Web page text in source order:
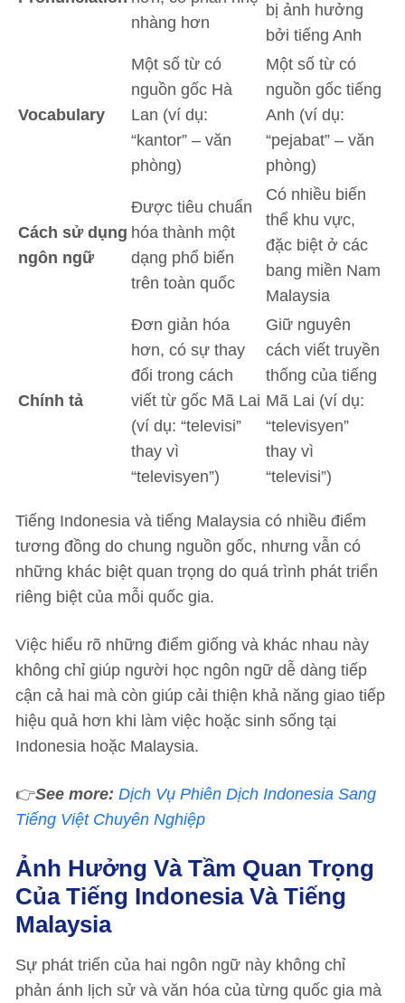
nhàng hơn
bị ảnh hưởng
bởi tiếng Anh
Vocabulary
Một số từ có
nguồn gốc Hà
Lan (ví dụ:
“kantor” – văn
phòng)
Một số từ có
nguồn gốc tiếng
Anh (ví dụ:
“pejabat” – văn
phòng)
Cách sử dụng
ngôn ngữ
Được tiêu chuẩn
hóa thành một
dạng phổ biến
trên toàn quốc
Có nhiều biến
thể khu vực,
đặc biệt ở các
bang miền Nam
Malaysia
Chính tả
Đơn giản hóa
hơn, có sự thay
đổi trong cách
viết từ gốc Mã Lai
(ví dụ: “televisi”
thay vì
“televisyen”)
Giữ nguyên
cách viết truyền
thống của tiếng
Mã Lai (ví dụ:
“televisyen”
thay vì
“televisi”)
Tiếng Indonesia và tiếng Malaysia có nhiều điểm
tương đồng do chung nguồn gốc, nhưng vẫn có
những khác biệt quan trọng do quá trình phát triển
riêng biệt của mỗi quốc gia.
Việc hiểu rõ những điểm giống và khác nhau này
không chỉ giúp người học ngôn ngữ dễ dàng tiếp
cận cả hai mà còn giúp cải thiện khả năng giao tiếp
hiệu quả hơn khi làm việc hoặc sinh sống tại
Indonesia hoặc Malaysia.
👉See more: Dịch Vụ Phiên Dịch Indonesia Sang
Tiếng Việt Chuyên Nghiệp
Ảnh Hưởng Và Tầm Quan Trọng
Của Tiếng Indonesia Và Tiếng
Malaysia
Sự phát triển của hai ngôn ngữ này không chỉ
phản ánh lịch sử và văn hóa của từng quốc gia mà